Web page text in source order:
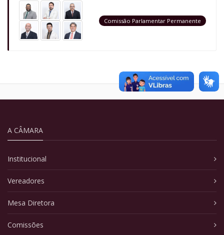
Comissão Parlamentar Permanente
A CÂMARA
Institucional
Vereadores
Mesa Diretora
Comissões